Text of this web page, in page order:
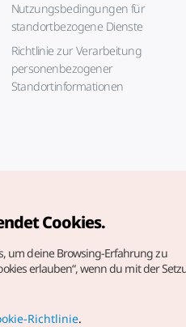
Nutzungsbedingungen für
standortbezogene Dienste
Richtlinie zur Verarbeitung
personenbezogener
Standortinformationen
Cookies.
um deine Browsing-Erfahrung zu
erlauben“, wenn du mit der
Richtlinie.